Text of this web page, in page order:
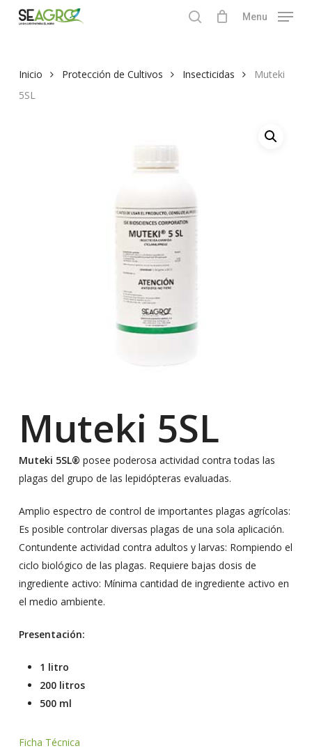
Menu
Inicio Protección de Cultivos Insecticidas
Muteki
5SL
Muteki 5SL
Muteki 5SL® posee poderosa actividad contra todas las
plagas del grupo de las lepidópteras evaluadas.
Amplio espectro de control de importantes plagas agrícolas:
Es posible controlar diversas plagas de una sola aplicación.
Contundente actividad contra adultos y larvas: Rompiendo el
ciclo biológico de las plagas. Requiere bajas dosis de
ingrediente activo: Mínima cantidad de ingrediente activo en
el medio ambiente.
Presentación:
1 litro
200 litros
500 ml
Ficha Técnica